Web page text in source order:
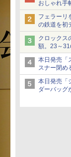
おしゃれ手
ザイン
フェラーリ
の鉄道を初
特急」をな
クロックス
額。23～
ッション素
本日発売「
スナー閉め
とまる
本日発売「
ダーバッグ